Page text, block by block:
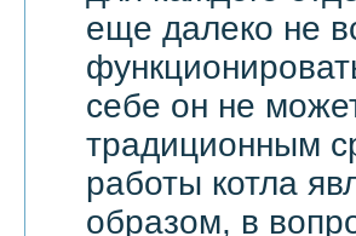
еще далеко не
себе он не
традиционным
работы котла
образом, в